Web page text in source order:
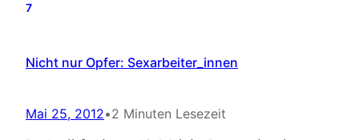
7
Nicht nur Opfer: Sexarbeiter_innen
Mai 25, 2012•2 Minuten Lesezeit